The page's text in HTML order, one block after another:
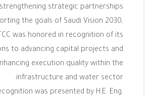
strategic partnerships
the goals of Saudi Vision 2030,
was honored in recognition of its
to advancing capital projects and
execution quality within the
infrastructure and water sector.
was presented by H.E. Eng.